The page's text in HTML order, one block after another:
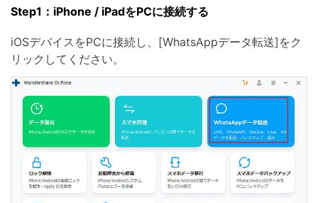
Step1：iPhone / iPadをPCに接続する
iOSデバイスをPCに接続し、[WhatsAppデータ転送]をク
リックしてください。